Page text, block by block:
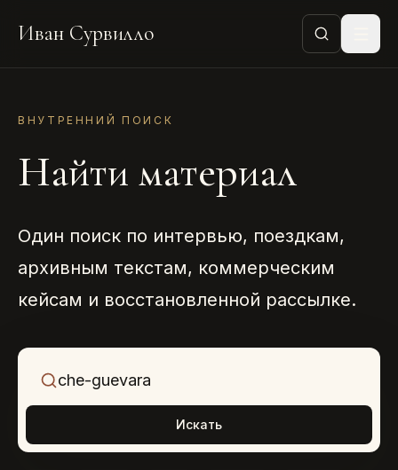
Иван Сурвилло
ВНУТРЕННИЙ ПОИСК
Найти материал
Один поиск по интервью, поездкам,
архивным текстам, коммерческим
кейсам и восстановленной рассылке.
Искать